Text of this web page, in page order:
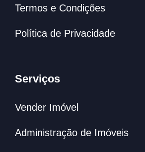
Termos e Condições
Política de Privacidade
Serviços
Vender Imóvel
Administração de Imóveis